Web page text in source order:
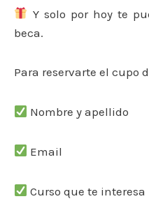
Y solo por hoy te
beca.
Para reservarte el cupo
Nombre y apellido
Email
Curso que te interesa